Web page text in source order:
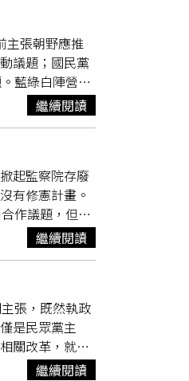
主張朝野應推
議題；國民黨
藍綠白陣營多
政機關存廢，
隨著國民黨高
提名名單
市副市長謝政
事案遭否決的
用監察權與調
繼續閱讀
起監察院存廢
有修憲計畫。
作議題，但私
新書發表會，
時間回應相關
都是要合作
自己支持民進
憲的說法，柯
察，柯文哲
怎麼那麼奇
繼續閱讀
張，既然執政
是民眾黨主
關改革，就應
針對特定議題
繼續閱讀